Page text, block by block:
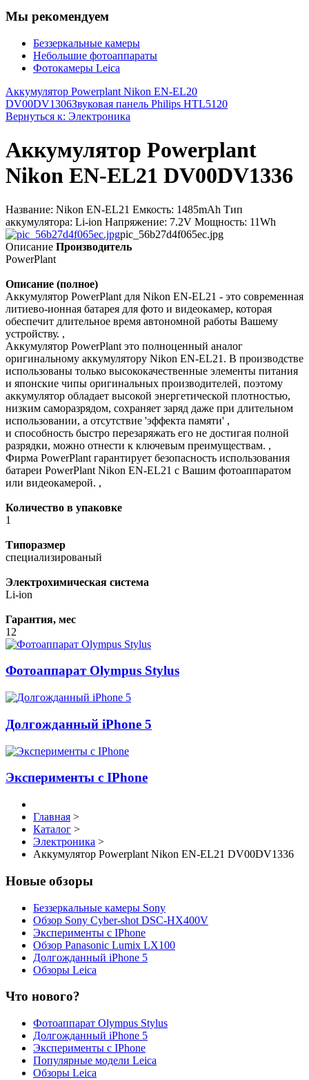
Мы рекомендуем
Беззеркальные камеры
Небольшие фотоаппараты
Фотокамеры Leica
Аккумулятор Powerplant Nikon EN-EL20
DV00DV1306Звуковая панель Philips HTL5120
Вернуться к: Электроника
Аккумулятор Powerplant
Nikon EN-EL21 DV00DV1336
Название: Nikon EN-EL21 Емкость: 1485mAh Тип
аккумулятора: Li-ion Напряжение: 7.2V Мощность: 11Wh
pic_56b27d4f065ec.jpg
Описание Производитель
PowerPlant
Описание (полное)
Аккумулятор PowerPlant для Nikon EN-EL21 - это современная
литиево-ионная батарея для фото и видеокамер, которая
обеспечит длительное время автономной работы Вашему
устройству. ,
Аккумулятор PowerPlant это полноценный аналог
оригинальному аккумулятору Nikon EN-EL21. В производстве
использованы только высококачественные элементы питания
и японские чипы оригинальных производителей, поэтому
аккумулятор обладает высокой энергетической плотностью,
низким саморазрядом, сохраняет заряд даже при длительном
использовании, а отсутствие 'эффекта памяти' ,
и способность быстро перезаряжать его не достигая полной
разрядки, можно отнести к ключевым преимуществам. ,
Фирма PowerPlant гарантирует безопасность использования
батареи PowerPlant Nikon EN-EL21 c Вашим фотоаппаратом
или видеокамерой. ,
Количество в упаковке
1
Типоразмер
специализированый
Электрохимическая система
Li-ion
Гарантия, мес
12
Фотоаппарат Olympus Stylus
Долгожданный iPhone 5
Эксперименты с IPhone
Главная >
Каталог >
Электроника >
Аккумулятор Powerplant Nikon EN-EL21 DV00DV1336
Новые обзоры
Беззеркальные камеры Sony
Обзор Sony Cyber-shot DSC-HX400V
Эксперименты с IPhone
Обзор Panasonic Lumix LX100
Долгожданный iPhone 5
Обзоры Leica
Что нового?
Фотоаппарат Olympus Stylus
Долгожданный iPhone 5
Эксперименты с IPhone
Популярные модели Leica
Обзоры Leica